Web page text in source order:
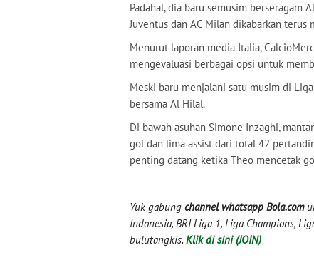
Padahal, dia baru semusim
Juventus dan AC Milan dikabarkan
Menurut laporan media Italia,
mengevaluasi berbagai opsi untuk
Meski baru menjalani satu musim di
bersama Al Hilal.
Di bawah asuhan Simone Inzaghi,
gol dan lima assist dari total 42
penting datang ketika Theo mencetak
Yuk gabung channel whatsapp Bola.com
Indonesia, BRI Liga 1, Liga Champions,
bulutangkis. Klik di sini (JOIN)